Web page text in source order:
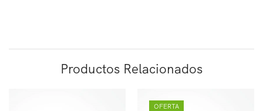
Productos Relacionados
OFERTA